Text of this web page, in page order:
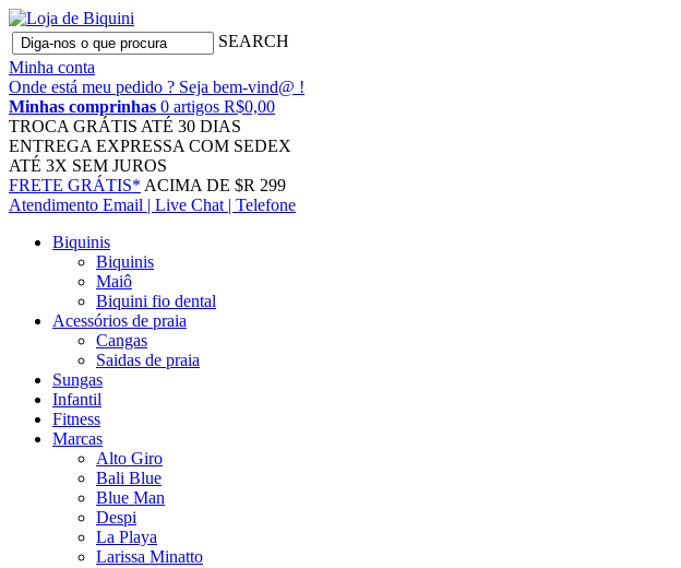
SEARCH
Minha conta
Onde está meu pedido ? Seja bem-vind@ !
Minhas comprinhas 0 artigos R$0,00
TROCA GRÁTIS ATÉ 30 DIAS
ENTREGA EXPRESSA COM SEDEX
ATÉ 3X SEM JUROS
FRETE GRÁTIS* ACIMA DE $R 299
Atendimento Email | Live Chat | Telefone
Biquinis
Biquinis
Maiô
Biquini fio dental
Acessórios de praia
Cangas
Saidas de praia
Sungas
Infantil
Fitness
Marcas
Alto Giro
Bali Blue
Blue Man
Despi
La Playa
Larissa Minatto